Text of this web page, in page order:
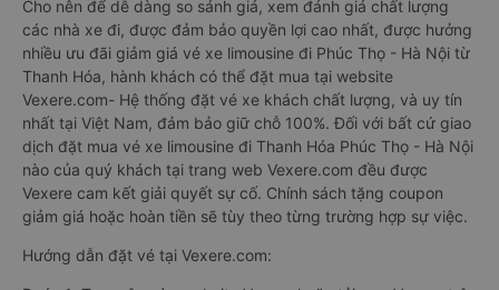
Cho nên để dễ dàng so sánh giá, xem đánh giá chất lượng
các nhà xe đi, được đảm bảo quyền lợi cao nhất, được hưởng
nhiều ưu đãi giảm giá vé xe limousine đi Phúc Thọ - Hà Nội từ
Thanh Hóa, hành khách có thể đặt mua tại website
Vexere.com- Hệ thống đặt vé xe khách chất lượng, và uy tín
nhất tại Việt Nam, đảm bảo giữ chỗ 100%. Đối với bất cứ giao
dịch đặt mua vé xe limousine đi Thanh Hóa Phúc Thọ - Hà Nội
nào của quý khách tại trang web Vexere.com đều được
Vexere cam kết giải quyết sự cố. Chính sách tặng coupon
giảm giá hoặc hoàn tiền sẽ tùy theo từng trường hợp sự việc.
Hướng dẫn đặt vé tại Vexere.com: